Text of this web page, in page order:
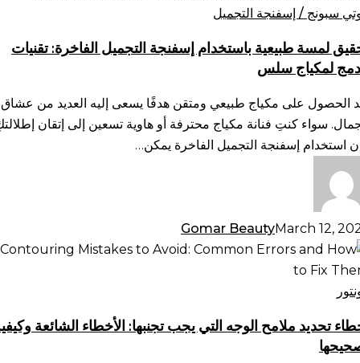
سبونج / إسفنجة التجميل
لمسة طبيعية باستخدام إسفنجة التجميل الفاخرة: تقنيات
لمكياج سلس
الحصول على مكياج طبيعي ومتقن هدفًا يسعى إليه العديد من عشاق
سواء كنتِ فنانة مكياج محترفة أو هاوية تسعين إلى إتقان
استخدام إسفنجة التجميل الفاخرة يمكن…
Gomar BeautyMarch 12,
تحديد ملامح الوجه التي يجب تجنبها: الأخطاء الشائعة